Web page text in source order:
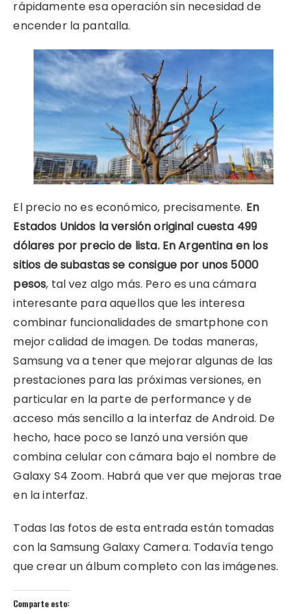
rápidamente esa operación sin necesidad de
encender la pantalla.
El precio no es económico, precisamente. En
Estados Unidos la versión original cuesta 499
dólares por precio de lista. En Argentina en los
sitios de subastas se consigue por unos 5000
pesos, tal vez algo más. Pero es una cámara
interesante para aquellos que les interesa
combinar funcionalidades de smartphone con
mejor calidad de imagen. De todas maneras,
Samsung va a tener que mejorar algunas de las
prestaciones para las próximas versiones, en
particular en la parte de performance y de
acceso más sencillo a la interfaz de Android. De
hecho, hace poco se lanzó una versión que
combina celular con cámara bajo el nombre de
Galaxy S4 Zoom. Habrá que ver que mejoras trae
en la interfaz.
Todas las fotos de esta entrada están tomadas
con la Samsung Galaxy Camera. Todavía tengo
que crear un álbum completo con las imágenes.
Comparte esto: